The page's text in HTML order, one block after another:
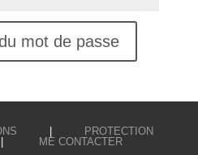
mot de passe
PROTECTION
ME CONTACTER